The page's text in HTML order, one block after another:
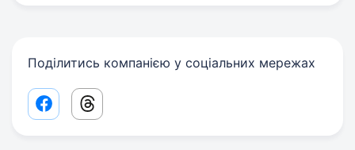
Поділитись компанією у соціальних мережах
Facebook share link
Threads share link